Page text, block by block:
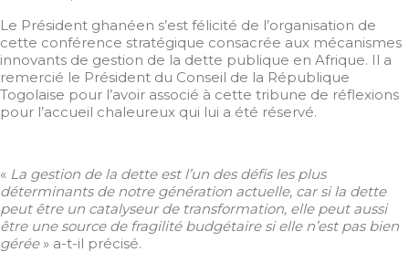
Le Président ghanéen s’est félicité de l’organisation de
cette conférence stratégique consacrée aux mécanismes
innovants de gestion de la dette publique en Afrique. Il a
remercié le Président du Conseil de la République
Togolaise pour l’avoir associé à cette tribune de réflexions
pour l’accueil chaleureux qui lui a été réservé.
« La gestion de la dette est l’un des défis les plus
déterminants de notre génération actuelle, car si la dette
peut être un catalyseur de transformation, elle peut aussi
être une source de fragilité budgétaire si elle n’est pas bien
gérée» a-t-il précisé.